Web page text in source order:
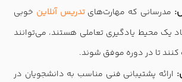
مدرسانی که مهارت‌هایتدریس آنلاین خوبی
یک محیط یادگیری تعاملی هستند، می‌توانند
تا در دوره موفق شوند.
ارائه پشتیبانی فنی مناسب به دانشجویان در